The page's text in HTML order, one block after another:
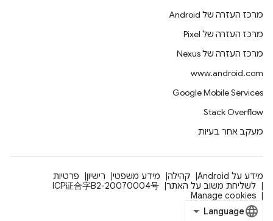
מרכז העזרה של Android
מרכז העזרה של Pixel
מרכז העזרה של Nexus
www.android.com
Google Mobile Services
Stack Overflow
מעקב אחר בעיות
מידע על Android קהילה מידע משפטי רישיון
פרטיות
לשליחת משוב על האתר
ICP证合字B2-20070004号
Manage cookies